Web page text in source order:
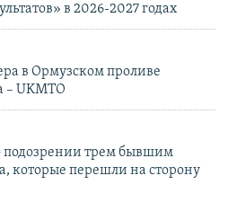
в 2026-2027 годах
в Ормузском проливе
– UKMTO
подозрении трем бывшим
которые перешли на сторону